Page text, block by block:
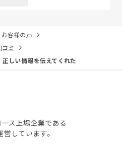
お客様の声
ミ
しい情報を伝えてくれた
ス上場企業である
しています。